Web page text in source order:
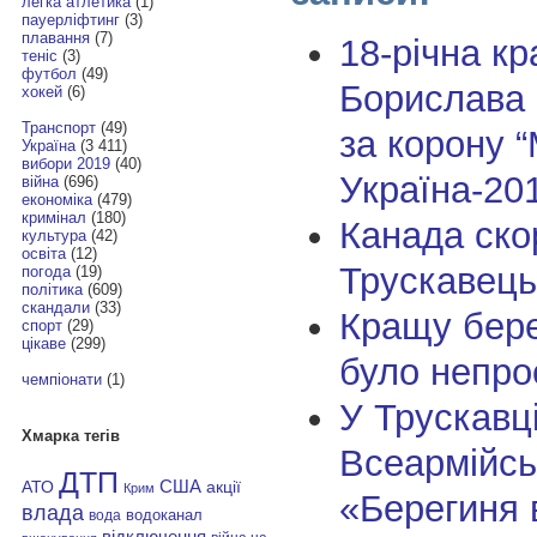
пауерліфтинг(3)
плавання(7)
теніс (3)
футбол (49)
хокей(6)
Транспорт(49)
Україна(3 411)
вибори 2019(40)
війна(696)
економіка(479)
кримінал (180)
культура(42)
освіта(12)
погода(19)
політика(609)
скандали(33)
спорт(29)
цікаве(299)
чемпіонати(1)
Хмарка тегів
АТО ДТП Крим США акції
влада вода водоканал
18-річна
Борислава
за корону
Україна-
Канада
Кращу
було
У
«Берегиня